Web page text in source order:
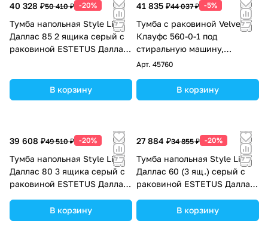
40 328 ₽50 410 ₽ -20%
Тумба напольная Style Line
Даллас 85 2 ящика серый с
раковиной ESTETUS Даллас
В корзину
41 835 ₽44 037 ₽ -5%
Тумба с раковиной Velvex
Клауфс 560-0-1 под
стиральную машину,
подвесная, 1 ящик, слева,
Арт. 45760
В корзину
39 608 ₽49 510 ₽ -20%
Тумба напольная Style Line
Даллас 80 3 ящика серый с
раковиной ESTETUS Даллас
В корзину
27 884 ₽34 855 ₽ -20%
Тумба напольная Style Line
Даллас 60 (3 ящ.) серый с
раковиной ESTETUS Даллас
В корзину